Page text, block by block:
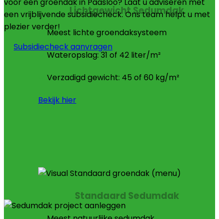
Lichtgewicht Sedumdak
Meest lichte groendaksysteem
Wateropslag: 31 of 42 liter/m²
Verzadigd gewicht: 45 of 60 kg/m²
Bekijk hier
Standaard Sedumdak
voor een groendak in Paasloo? Laat u adviseren met
een vrijblijvende subsidiecheck. Ons team helpt u met
plezier verder!
Subsidiecheck aanvragen